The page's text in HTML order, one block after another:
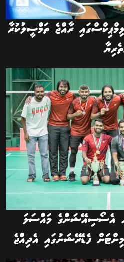
ރާއްޖެ ތަމްސީލުކުރާ
އެސޯސިއޭޝަންގެ މައްސަލަ
ފެޑެރޭޝަނުގައި އެދިއްޖެ